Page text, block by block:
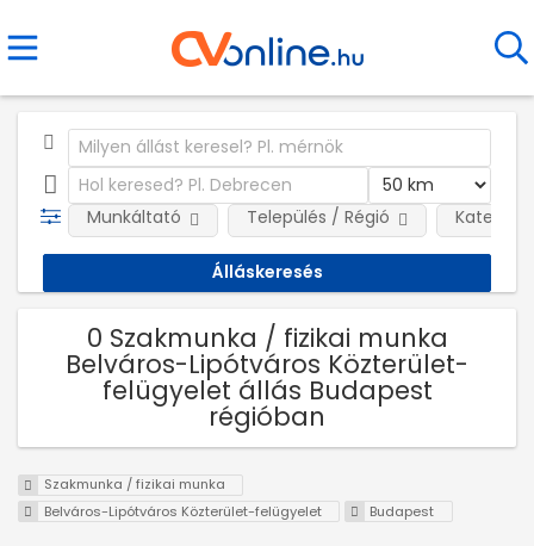
Munkáltató Település / Régió
0 Szakmunka / fizikai munka
Belváros-Lipótváros Közterület-
felügyelet állás Budapest
régióban
Szakmunka / fizikai munka
Belváros-Lipótváros Közterület-felügyelet
Budapest